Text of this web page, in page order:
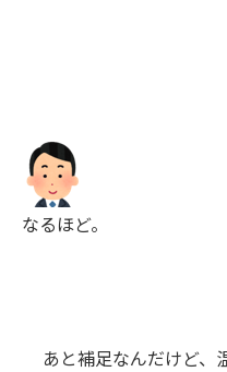
なるほど。
あと補足なんだけど、